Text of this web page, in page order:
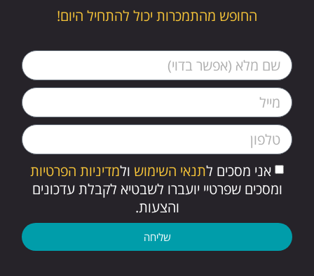
החופש מהתמכרות יכול להתחיל היום!
אני מסכים לתנאי השימוש ולמדיניות הפרטיות
ומסכים שפרטיי יועברו לשבטיא לקבלת עדכונים
והצעות.
שליחה